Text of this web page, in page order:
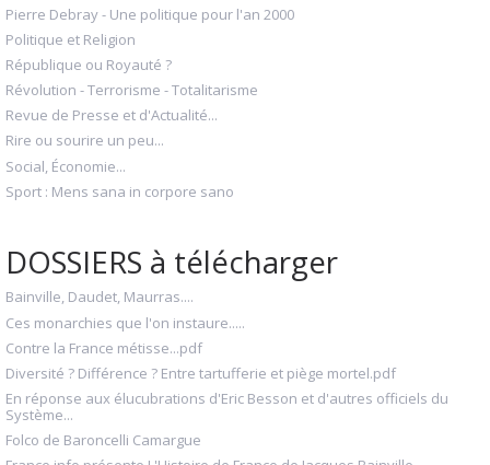
Pierre Debray - Une politique pour l'an 2000
Politique et Religion
République ou Royauté ?
Révolution - Terrorisme - Totalitarisme
Revue de Presse et d'Actualité...
Rire ou sourire un peu...
Social, Économie...
Sport : Mens sana in corpore sano
DOSSIERS à télécharger
Bainville, Daudet, Maurras....
Ces monarchies que l'on instaure.....
Contre la France métisse...pdf
Diversité ? Différence ? Entre tartufferie et piège mortel.pdf
En réponse aux élucubrations d'Eric Besson et d'autres officiels du
Système...
Folco de Baroncelli Camargue